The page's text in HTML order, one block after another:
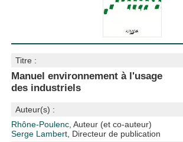
Titre :
Manuel environnement à l'usage
des industriels
Auteur(s) :
Rhône-Poulenc , Auteur (et co-auteur)
Serge Lambert , Directeur de publication